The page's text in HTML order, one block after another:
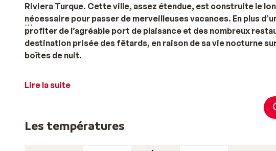
Riviera Turque. Cette ville, assez étendue, est construite le
nécessaire pour passer de merveilleuses vacances. En plus
profiter de l’agréable port de plaisance et des nombreux
destination prisée des fêtards, en raison de sa vie nocturne
boîtes de nuit.
Trouvez le séjour de vos rêves en Turquie, à Marmaris, avec
Votre séjour en Turquie : découvrez les trésors de
Marmaris a en fait plusieurs centres : le centre où se trouvent le
Lire la suite
Les températures